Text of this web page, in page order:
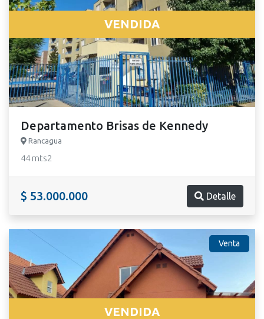
VENDIDA
Departamento Brisas de Kennedy
Rancagua
44 mts2
$ 53.000.000 Detalle
Venta
VENDIDA